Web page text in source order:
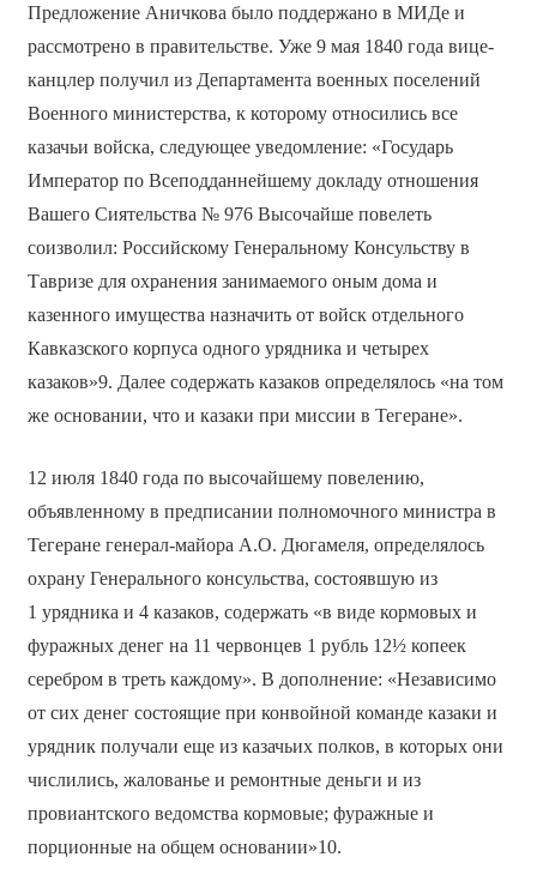
Предложение Аничкова было поддержано в МИДе и
рассмотрено в правительстве. Уже 9 мая 1840 года вице-
канцлер получил из Департамента военных поселений
Военного министерства, к которому относились все
казачьи войска, следующее уведомление: «Государь
Император по Всеподданнейшему докладу отношения
Вашего Сиятельства № 976 Высочайше повелеть
соизволил: Российскому Генеральному Консульству в
Тавризе для охранения занимаемого оным дома и
казенного имущества назначить от войск отдельного
Кавказского корпуса одного урядника и четырех
казаков»9. Далее содержать казаков определялось «на том
же основании, что и казаки при миссии в Тегеране».
12 июля 1840 года по высочайшему повелению,
объявленному в предписании полномочного министра в
Тегеране генерал-майора А.О. Дюгамеля, определялось
охрану Генерального консульства, состоявшую из
1 урядника и 4 казаков, содержать «в виде кормовых и
фуражных денег на 11 червонцев 1 рубль 12½ копеек
серебром в треть каждому». В дополнение: «Независимо
от сих денег состоящие при конвойной команде казаки и
урядник получали еще из казачьих полков, в которых они
числились, жалованье и ремонтные деньги и из
провиантского ведомства кормовые; фуражные и
порционные на общем основании»10.